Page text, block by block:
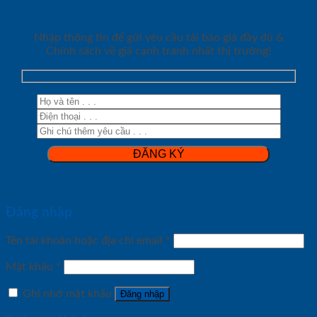
Nhập thông tin để gửi yêu cầu tải báo giá đầy đủ &
Chính sách về giá cạnh tranh nhất thị trường!
Đăng nhập
Tên tài khoản hoặc địa chỉ email *
Mật khẩu *
Ghi nhớ mật khẩu Đăng nhập